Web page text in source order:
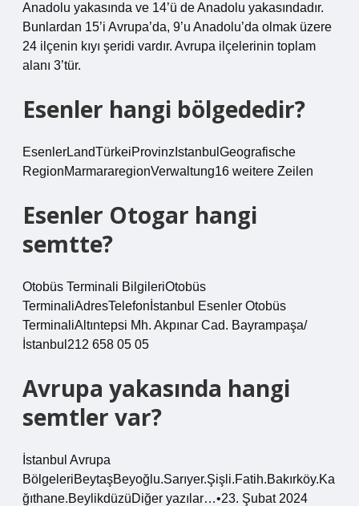
Anadolu yakasında ve 14’ü de Anadolu yakasındadır.
Bunlardan 15’i Avrupa’da, 9’u Anadolu’da olmak üzere
24 ilçenin kıyı şeridi vardır. Avrupa ilçelerinin toplam
alanı 3’tür.
Esenler hangi bölgededir?
EsenlerLandTürkeiProvinzIstanbulGeografische
RegionMarmararegionVerwaltung16 weitere Zeilen
Esenler Otogar hangi
semtte?
Otobüs Terminali BilgileriOtobüs
TerminaliAdresTelefonİstanbul Esenler Otobüs
TerminaliAltıntepsi Mh. Akpınar Cad. Bayrampaşa/
İstanbul212 658 05 05
Avrupa yakasında hangi
semtler var?
İstanbul Avrupa
BölgeleriBeytaşBeyoğlu.Sarıyer.Şişli.Fatih.Bakırköy.Ka
ğıthane.BeylikdüzüDiğer yazılar…•23. Şubat 2024